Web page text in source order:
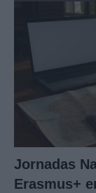
Jornadas
Erasmus+